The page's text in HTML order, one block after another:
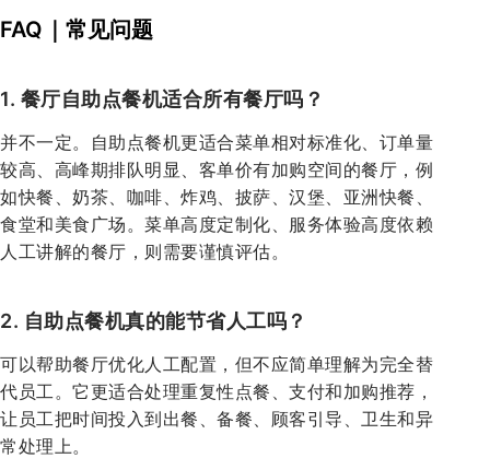
FAQ｜常见问题
1. 餐厅自助点餐机适合所有餐厅吗？
并不一定。自助点餐机更适合菜单相对标准化、订单量
较高、高峰期排队明显、客单价有加购空间的餐厅，例
如快餐、奶茶、咖啡、炸鸡、披萨、汉堡、亚洲快餐、
食堂和美食广场。菜单高度定制化、服务体验高度依赖
人工讲解的餐厅，则需要谨慎评估。
2. 自助点餐机真的能节省人工吗？
可以帮助餐厅优化人工配置，但不应简单理解为完全替
代员工。它更适合处理重复性点餐、支付和加购推荐，
让员工把时间投入到出餐、备餐、顾客引导、卫生和异
常处理上。